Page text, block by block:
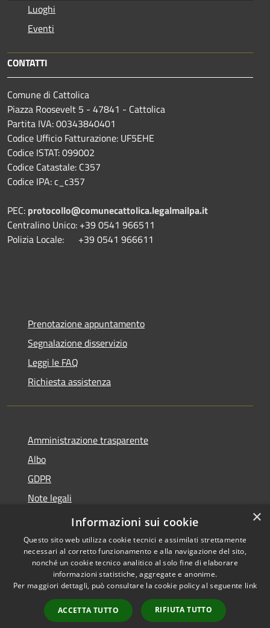
Luoghi
Eventi
CONTATTI
Comune di Cattolica
Piazza Roosevelt 5 - 47841 - Cattolica
Partita IVA: 00343840401
Codice Ufficio Fatturazione: UF5EHE
Codice ISTAT: 099002
Codice Catastale: C357
Codice IPA: c_c357
PEC: protocollo@comunecattolica.legalmailpa.it
Centralino Unico: +39 0541 966511
Polizia Locale: +39 0541 966611
Prenotazione appuntamento
Segnalazione disservizio
Leggi le FAQ
Richiesta assistenza
Amministrazione trasparente
Albo
GDPR
Note legali
Dichiarazione di accessibilità
Accessibilità
Copyright © 2026 • Comune di
Cattolica • Powered by
Municipium•
Accesso
redazione
×
Informazioni sui cookie
Questo sito web utilizza cookie tecnici e assimilati strettamente
necessari al corretto funzionamento e alla navigazione del sito,
nonché un cookie tecnico analitico al solo fine di elaborare
informazioni statistiche, aggregate e anonime.
Per maggiori dettagli, può consultare la cookie policy al seguente link
ACCETTA TUTTO RIFIUTA TUTTO